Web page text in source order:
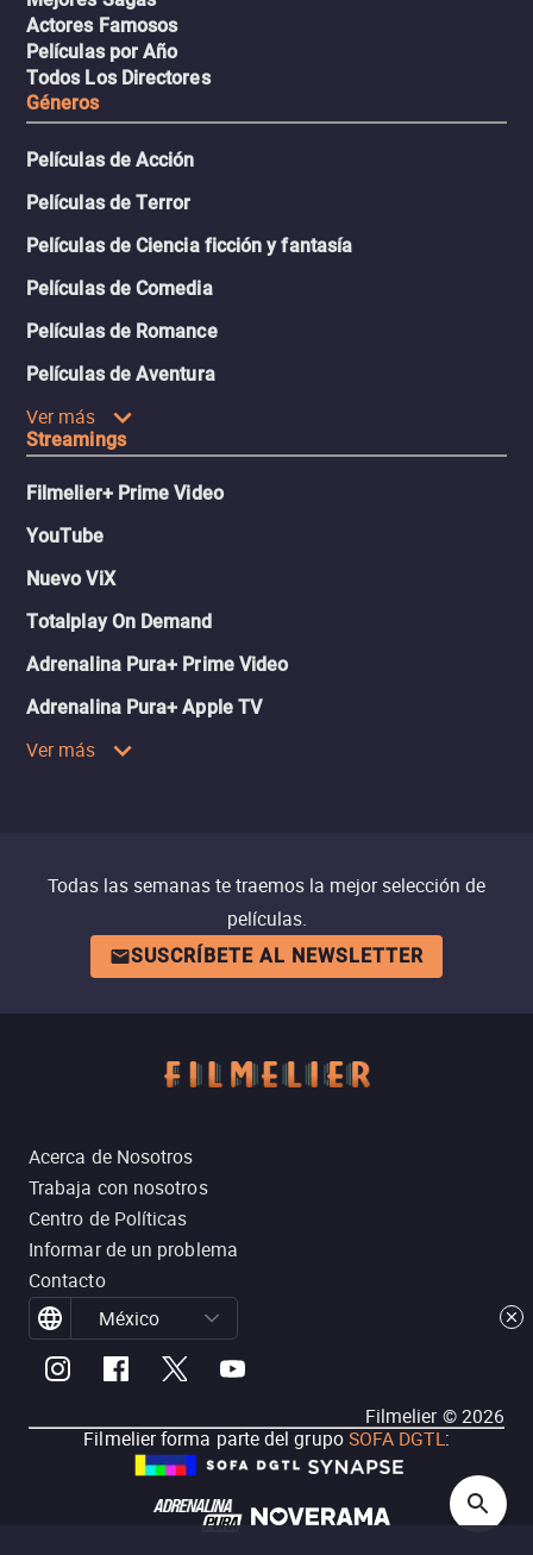
Actores Famosos
Películas por Año
Todos Los Directores
Géneros
Películas de Acción
Películas de Terror
Películas de Ciencia ficción y fantasía
Películas de Comedia
Películas de Romance
Películas de Aventura
Ver más
Streamings
Filmelier+ Prime Video
YouTube
Nuevo ViX
Totalplay On Demand
Adrenalina Pura+ Prime Video
Adrenalina Pura+ Apple TV
Ver más
Todas las semanas te traemos la mejor selección de
películas.
SUSCRÍBETE AL NEWSLETTER
Acerca de Nosotros
Trabaja con nosotros
Centro de Políticas
Informar de un problema
Contacto
México
Filmelier ©2026
Filmelier forma parte del grupoSOFA DGTL: